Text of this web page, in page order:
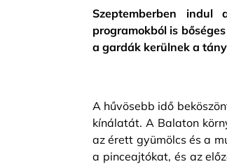
Szeptemberben indul
programokból is
a gardák kerülnek a
A hűvösebb idő
kínálatát. A Balaton
az érett gyümölcs és a
a pinceajtókat, és az